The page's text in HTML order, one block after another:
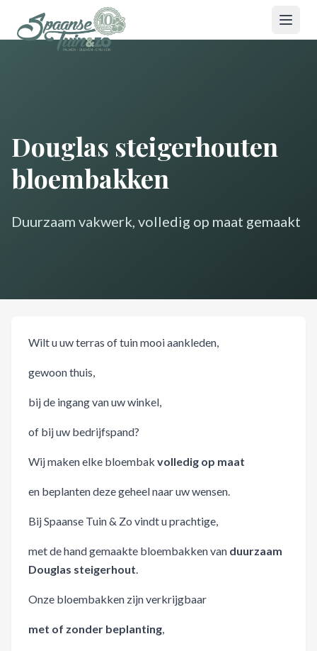
Douglas steigerhouten
bloembakken
Duurzaam vakwerk, volledig op maat gemaakt
Wilt u uw terras of tuin mooi aankleden,
gewoon thuis,
bij de ingang van uw winkel,
of bij uw bedrijfspand?
Wij maken elke bloembak volledig op maat
en beplanten deze geheel naar uw wensen.
Bij Spaanse Tuin & Zo vindt u prachtige,
met de hand gemaakte bloembakken van duurzaam
Douglas steigerhout.
Onze bloembakken zijn verkrijgbaar
met of zonder beplanting,